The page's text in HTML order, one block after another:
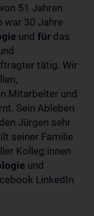
51 Jahren
war 30 Jahre
und für das
tätig. Wir
Mitarbeiter und
Sein Ableben
Jürgen sehr
seiner Familie
Kolleg:innen
und
LinkedIn